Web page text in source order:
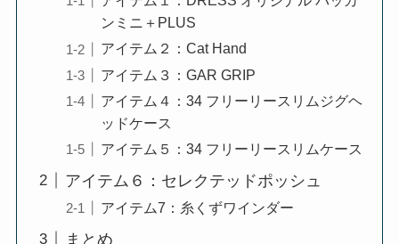
ンミニ＋PLUS
アイテム２：Cat Hand
アイテム３：GAR GRIP
アイテム４：34 フリーリースリムジグヘ
ッドケース
アイテム５：34 フリーリースリムケース
アイテム６：セレクテッドポッシュ
アイテム7：糸くずワインダー
まとめ